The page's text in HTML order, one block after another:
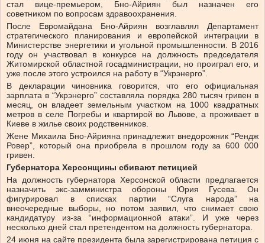
стал вице-премьером, Бно-Айриян был назначен его
советником по вопросам здравоохранения.
После Евромайдана Бно-Айриян возглавлял Департамент
стратегического планирования и европейской интеграции в
Министерстве энергетики и угольной промышленности. В 2016
году он участвовал в конкурсе на должность председателя
Житомирской областной госадминистрации, но проиграл его, и
уже после этого устроился на работу в “Укрэнерго”.
В декларации чиновника говорится, что его официальная
зарплата в “Укрэнерго” составляла порядка 280 тысяч гривен в
месяц, он владеет земельным участком на 1000 квадратных
метров в селе Погребы и квартирой во Львове, а проживает в
Киеве в жилье своих родственников.
Жене Михаила Бно-Айрияна принадлежит внедорожник “Рендж
Ровер”, который она приобрела в прошлом году за 600 000
гривен.
Губернатора Херсонщины сбивают петицией
На должность губернатора Херсонской области предлагается
назначить экс-замминистра обороны Юрия Гусева. Он
фигурировал в списках партии “Слуга народа” на
внеочередные выборы, но потом заявил, что снимает свою
кандидатуру из-за “информационной атаки”. И уже через
несколько дней стал претендентом на должность губернатора.
24 июня на сайте президента была зарегистрирована петиция с